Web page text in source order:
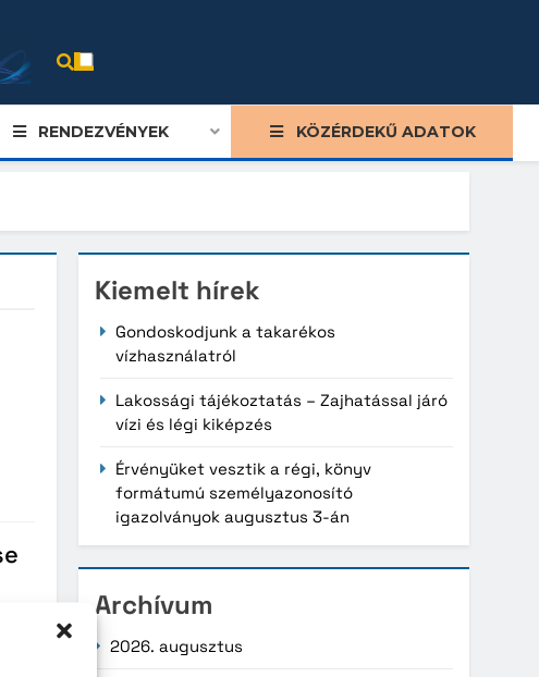
RENDEZVÉNYEK KÖZÉRDEKŰ ADATOK
Kiemelt hírek
Gondoskodjunk a takarékos
vízhasználatról
Lakossági tájékoztatás – Zajhatással járó
vízi és légi kiképzés
Érvényüket vesztik a régi, könyv
formátumú személyazonosító
igazolványok augusztus 3-án
Archívum
2026. augusztus